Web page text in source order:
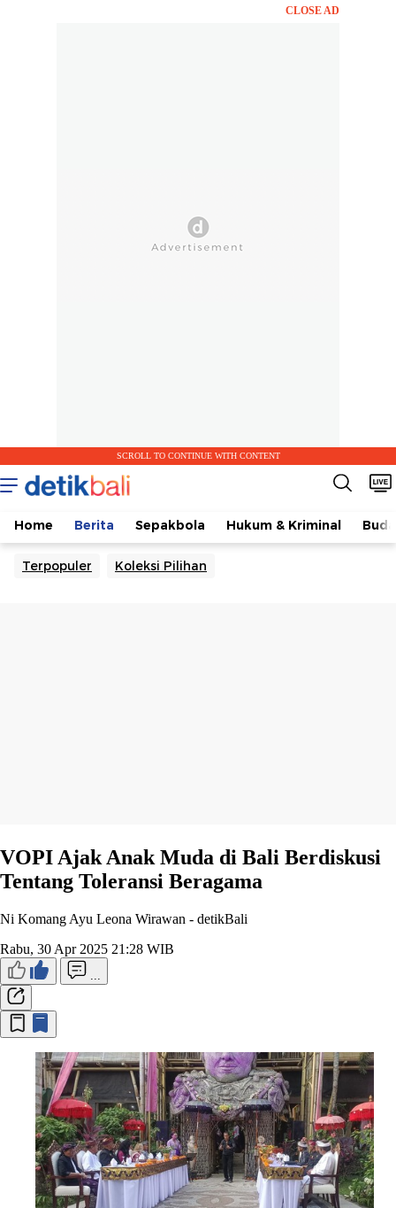
CLOSE AD
SCROLL TO CONTINUE WITH CONTENT
Home Berita Sepakbola Hukum & Kriminal
Terpopuler Koleksi Pilihan
VOPI Ajak Anak Muda di Bali Berdiskusi
Tentang Toleransi Beragama
Ni Komang Ayu Leona Wirawan - detikBali
Rabu, 30 Apr 2025 21:28 WIB